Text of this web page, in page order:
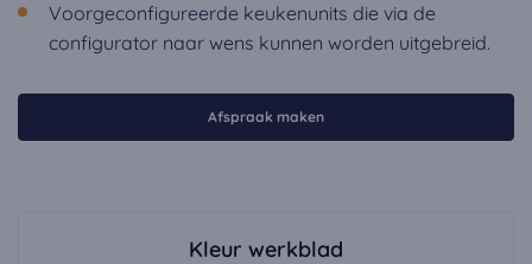
Voorgeconfigureerde keukenunits die via de
configurator naar wens kunnen worden uitgebreid.
Afspraak maken
Kleur werkblad